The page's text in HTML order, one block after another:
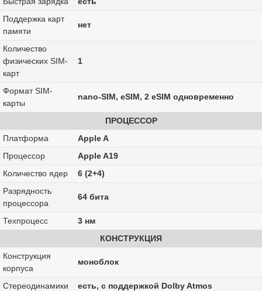
Поддержка карт
памяти
нет
Количество
физических SIM-
карт
1
Формат SIM-
карты
nano-SIM, eSIM, 2 eSIM одновременно
ПРОЦЕССОР
Платформа
Apple A
Процессор
Apple A19
Количество ядер
6 (2+4)
Разрядность
процессора
64 бита
Техпроцесс
3 нм
КОНСТРУКЦИЯ
Конструкция
корпуса
моноблок
Стереодинамики
есть, с поддержкой Dolby Atmos